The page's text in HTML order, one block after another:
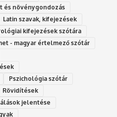
és növénygondozás
Latin szavak, kifejezések
kifejezések szótára
- magyar értelmező szótár
Ps‮gólohciz‬ia s‮átóz‬r
Rövidítések
jelentése